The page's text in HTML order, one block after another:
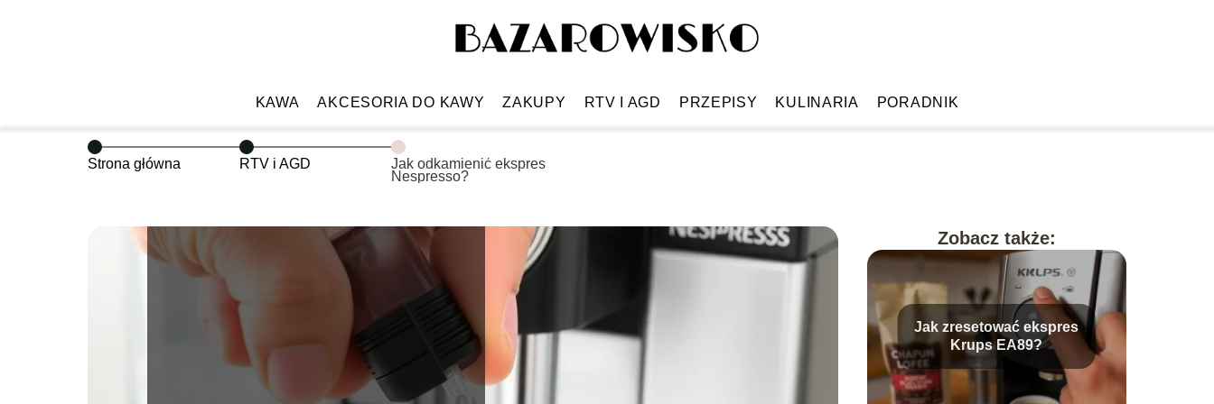
KAWA AKCESORIA DO KAWY ZAKUPY RTV I AGD PRZEPISY KULINARIA PORADNIK
Strona główna RTV i AGD
Jak odkamienić ekspres
Nespresso?
Zobacz także:
Jak zresetować ekspres
Krups EA89?